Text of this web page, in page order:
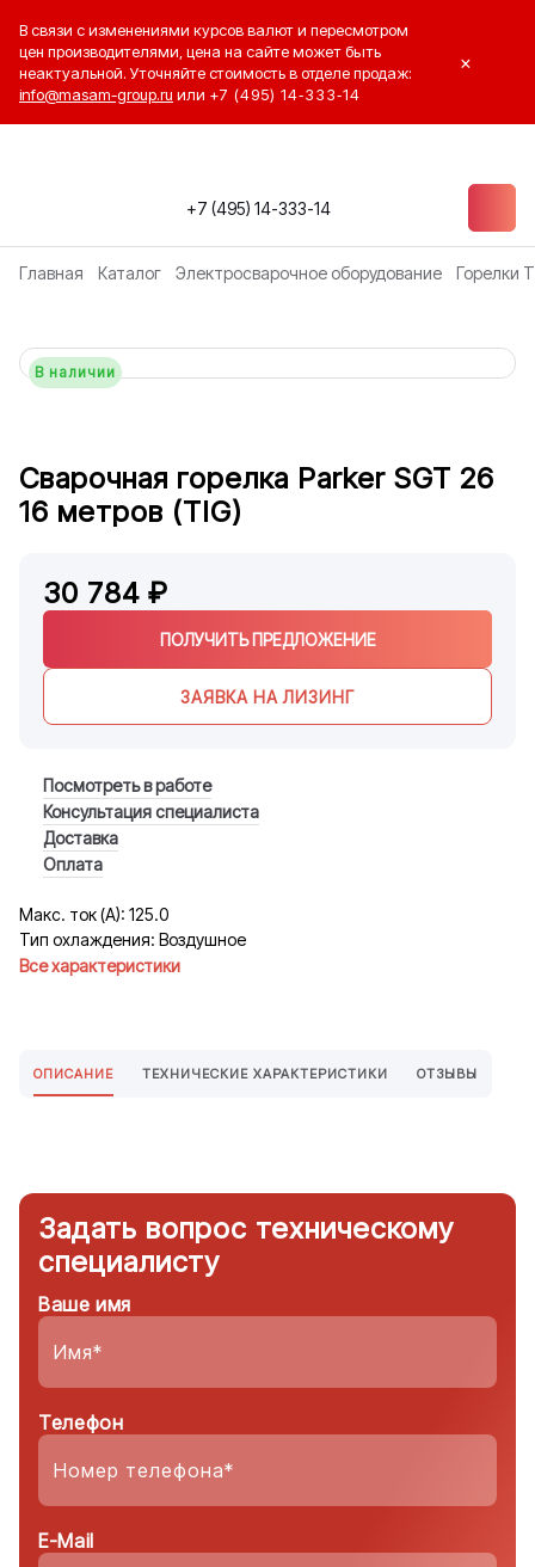
В связи с изменениями курсов валют и пересмотром
цен производителями, цена на сайте может быть
неактуальной. Уточняйте стоимость в отделе продаж:
info@masam-group.ru или +7 (495) 14‑333‑14
×
+7 (495) 14-333-14
Главная Каталог Электросварочное оборудование Горелки
В наличии
Сварочная горелка Parker SGT 26
16 метров (TIG)
30 784 ₽
ПОЛУЧИТЬ ПРЕДЛОЖЕНИЕ
ЗАЯВКА НА ЛИЗИНГ
Посмотреть в работе
Консультация специалиста
Доставка
Оплата
Макс. ток (А): 125.0
Тип охлаждения: Воздушное
Все характеристики
ОПИСАНИЕ ТЕХНИЧЕСКИЕ ХАРАКТЕРИСТИКИ ОТЗЫВЫ
Задать вопрос техническому
специалисту
Ваше имя
Телефон
E-Mail